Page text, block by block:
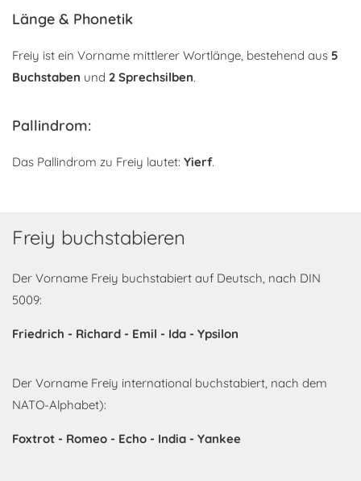
Länge & Phonetik
Freiy ist ein Vorname mittlerer Wortlänge, bestehend aus 5
Buchstaben und 2 Sprechsilben.
Pallindrom:
Das Pallindrom zu Freiy lautet: Yierf.
Freiy buchstabieren
Der Vorname Freiy buchstabiert auf Deutsch, nach DIN
5009:
Friedrich - Richard - Emil - Ida - Ypsilon
Der Vorname Freiy international buchstabiert, nach dem
NATO-Alphabet):
Foxtrot - Romeo - Echo - India - Yankee